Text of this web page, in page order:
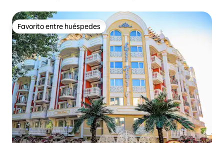
Favorito entre huéspedes
Favorito entre huéspedes